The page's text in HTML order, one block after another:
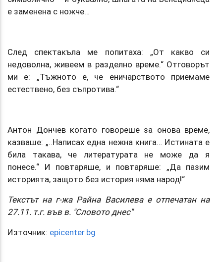
е заменена с ножче…
След спектакъла ме попитаха: „От какво си
недоволна, живеем в разделно време.“ Отговорът
ми е: „Тъжното е, че еничарството приемаме
естествено, без съпротива.“
Антон Дончев когато говореше за онова време,
казваше: „..Написах една нежна книга… Истината е
била такава, че литературата не може да я
понесе.“ И повтаряше, и повтаряше: „Да пазим
историята, защото без история няма народ!“
Текстът на г-жа Райна Василева е отпечатан на
27.11. т.г. във в. "Словото днес"
Източник: epicenter.bg